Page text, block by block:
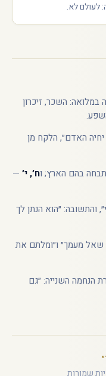
לעולם לא.
השכר, זיכרון
האדם״, הלקח מן
בהם הארץ; וח׳, י׳ —
והתשובה: ״הוא הנתן לך
שאל מעמך״ ו״ומלתם את
הנחמה השנייה: ״גם
שמורות